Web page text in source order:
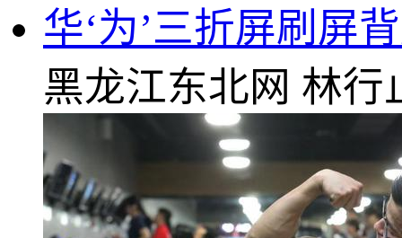
华‘为’三折屏刷屏
黑龙江东北网 林行